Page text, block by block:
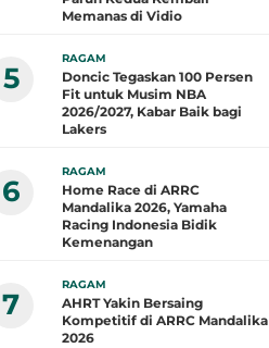
Memanas di Vidio
5
RAGAM
Doncic Tegaskan 100 Persen
Fit untuk Musim NBA
2026/2027, Kabar Baik bagi
Lakers
6
RAGAM
Home Race di ARRC
Mandalika 2026, Yamaha
Racing Indonesia Bidik
Kemenangan
7
RAGAM
AHRT Yakin Bersaing
Kompetitif di ARRC Mandalika
2026